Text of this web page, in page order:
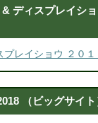
ディスプレイシ
プレイショウ ２０１
（ビッグサイト